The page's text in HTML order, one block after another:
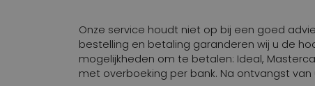
Onze service houdt niet op bij een goed
bestelling en betaling garanderen wij u de
mogelijkheden om te betalen: Ideal,
met overboeking per bank. Na ontvangst